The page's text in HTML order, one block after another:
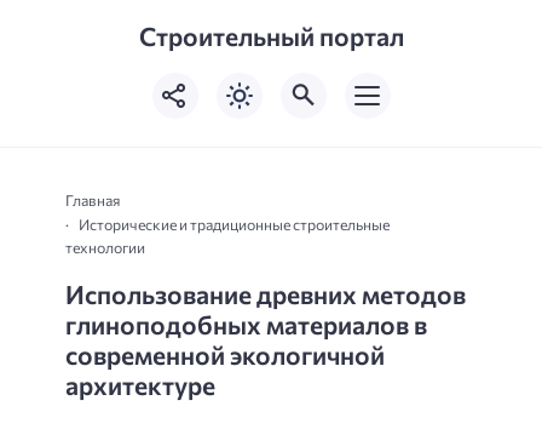
Строительный портал
Главная
Исторические и традиционные строительные
технологии
Использование древних методов
глиноподобных материалов в
современной экологичной
архитектуре